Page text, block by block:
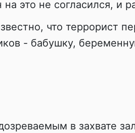
это не согласился, и
что террорист
- бабушку,
в захвате